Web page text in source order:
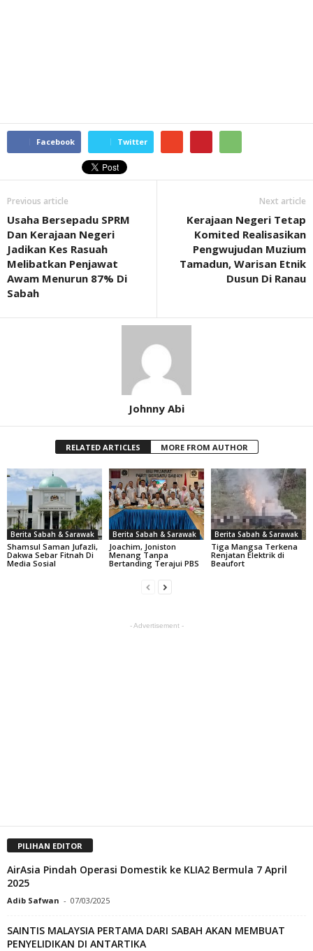
Facebook Twitter
Previous article
Usaha Bersepadu SPRM
Dan Kerajaan Negeri
Jadikan Kes Rasuah
Melibatkan Penjawat
Awam Menurun 87% Di
Sabah
Next article
Kerajaan Negeri Tetap
Komited Realisasikan
Pengwujudan Muzium
Tamadun, Warisan Etnik
Dusun Di Ranau
Johnny Abi
RELATED ARTICLES MORE FROM AUTHOR
Berita Sabah & Sarawak
Shamsul Saman Jufazli,
Dakwa Sebar Fitnah Di
Media Sosial
Berita Sabah & Sarawak
Joachim, Joniston
Menang Tanpa
Bertanding Terajui PBS
Berita Sabah & Sarawak
Tiga Mangsa Terkena
Renjatan Elektrik di
Beaufort
- Advertisement -
PILIHAN EDITOR
AirAsia Pindah Operasi Domestik ke KLIA2 Bermula 7 April
2025
Adib Safwan - 07/03/2025
SAINTIS MALAYSIA PERTAMA DARI SABAH AKAN MEMBUAT
PENYELIDIKAN DI ANTARTIKA